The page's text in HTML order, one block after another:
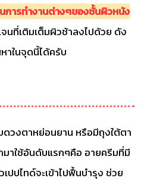
การทำงานต่างๆของชั้นผิวหนัง
นที่เติมเต็มผิวช้าลงไปด้วย ดัง
าในจุดนี้ได้ครับ
วงตาหย่อนยาน หรือมีถุงใต้ตา
าใช้อันดับแรกๆคือ อายครีมที่มี
ปปไทด์จะเข้าไปฟื้นบำรุง ช่วย